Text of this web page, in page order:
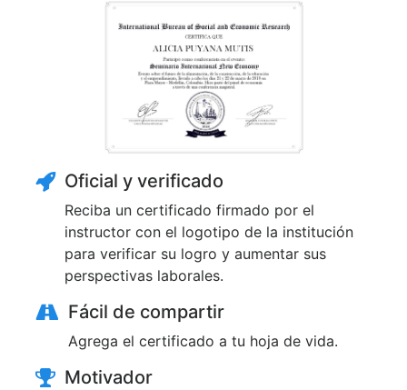
Oficial y verificado
Reciba un certificado firmado por el
instructor con el logotipo de la institución
para verificar su logro y aumentar sus
perspectivas laborales.
Fácil de compartir
Agrega el certificado a tu hoja de vida.
Motivador